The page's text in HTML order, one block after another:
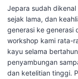
Jepara sudah
sejak lama, dan
generasi ke generasi
workshop kami rata-
kayu selama
penyambungan
dan ketelitian tinggi.